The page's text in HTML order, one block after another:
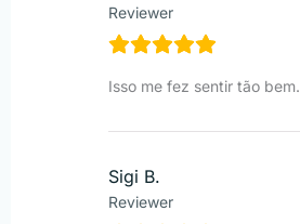
Reviewer
Isso me fez sentir tão bem.
Sigi B.
Reviewer